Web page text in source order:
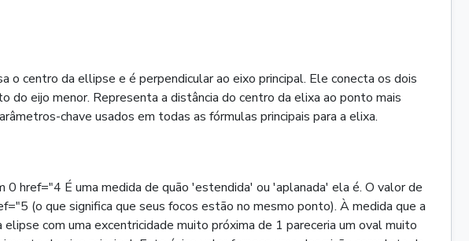
centro da ellipse e é perpendicular ao eixo principal. Ele conecta os dois
eijo menor. Representa a distância do centro da elixa ao ponto mais
chave usados em todas as fórmulas principais para a elixa.
href="4 É uma medida de quão 'estendida' ou 'aplanada' ela é. O valor de
(o que significa que seus focos estão no mesmo ponto). À medida que a
com uma excentricidade muito próxima de 1 pareceria um oval muito